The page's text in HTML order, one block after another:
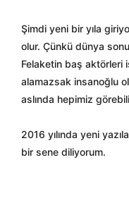
Şimdi yeni bir yıla
olur. Çünkü dünya
Felaketin baş aktörleri
alamazsak insanoğlu
aslında hepimiz g
2016 yılında yeni
bir sene diliyorum.